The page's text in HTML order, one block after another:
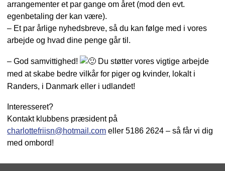
arrangementer et par gange om året (mod den evt.
egenbetaling der kan være).
– Et par årlige nyhedsbreve, så du kan følge med i vores
arbejde og hvad dine penge går til.
– God samvittighed!
Du støtter vores vigtige arbejde
med at skabe bedre vilkår for piger og kvinder, lokalt i
Randers, i Danmark eller i udlandet!
Interesseret?
Kontakt klubbens præsident på
charlottefriisn@hotmail.com eller 5186 2624 – så får vi dig
med ombord!